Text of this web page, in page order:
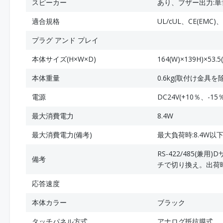
スピーカー
あり、ブザー出力:
適合規格
UL/cUL、CE(EMC)
プラグ アンド プレイ
本体サイズ(H×W×D)
本体重量
0.6kg(取付け金具を
電源
DC24V(+10％、-15
最大消費電力
8.4W
最大消費電力(備考)
最大負荷時:8.4W以下
備考
RS-422/485(兼用)D
チで切り換え。出
応答速度
本体カラー
ブラック